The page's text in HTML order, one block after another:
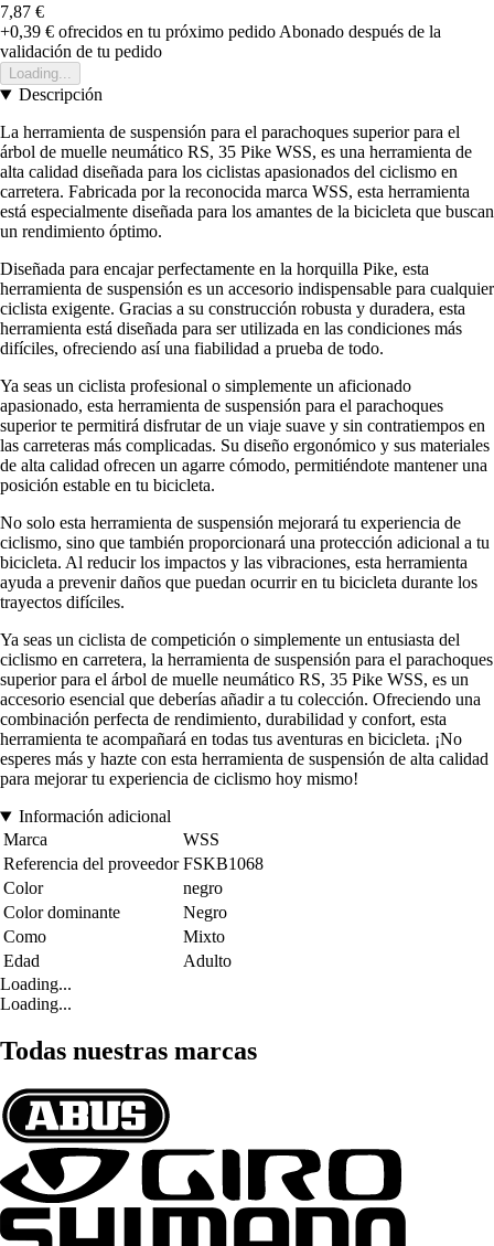
7,87 €
+0,39 € ofrecidos en tu próximo pedido Abonado después de la
validación de tu pedido
Loading...
Descripción
La herramienta de suspensión para el parachoques superior para el
árbol de muelle neumático RS, 35 Pike WSS, es una herramienta de
alta calidad diseñada para los ciclistas apasionados del ciclismo en
carretera. Fabricada por la reconocida marca WSS, esta herramienta
está especialmente diseñada para los amantes de la bicicleta que buscan
un rendimiento óptimo.
Diseñada para encajar perfectamente en la horquilla Pike, esta
herramienta de suspensión es un accesorio indispensable para cualquier
ciclista exigente. Gracias a su construcción robusta y duradera, esta
herramienta está diseñada para ser utilizada en las condiciones más
difíciles, ofreciendo así una fiabilidad a prueba de todo.
Ya seas un ciclista profesional o simplemente un aficionado
apasionado, esta herramienta de suspensión para el parachoques
superior te permitirá disfrutar de un viaje suave y sin contratiempos en
las carreteras más complicadas. Su diseño ergonómico y sus materiales
de alta calidad ofrecen un agarre cómodo, permitiéndote mantener una
posición estable en tu bicicleta.
No solo esta herramienta de suspensión mejorará tu experiencia de
ciclismo, sino que también proporcionará una protección adicional a tu
bicicleta. Al reducir los impactos y las vibraciones, esta herramienta
ayuda a prevenir daños que puedan ocurrir en tu bicicleta durante los
trayectos difíciles.
Ya seas un ciclista de competición o simplemente un entusiasta del
ciclismo en carretera, la herramienta de suspensión para el parachoques
superior para el árbol de muelle neumático RS, 35 Pike WSS, es un
accesorio esencial que deberías añadir a tu colección. Ofreciendo una
combinación perfecta de rendimiento, durabilidad y confort, esta
herramienta te acompañará en todas tus aventuras en bicicleta. ¡No
esperes más y hazte con esta herramienta de suspensión de alta calidad
para mejorar tu experiencia de ciclismo hoy mismo!
Información adicional
Marca
WSS
Referencia del proveedor FSKB1068
Color
negro
Color dominante
Negro
Como
Mixto
Edad
Adulto
Loading...
Loading...
Todas nuestras marcas